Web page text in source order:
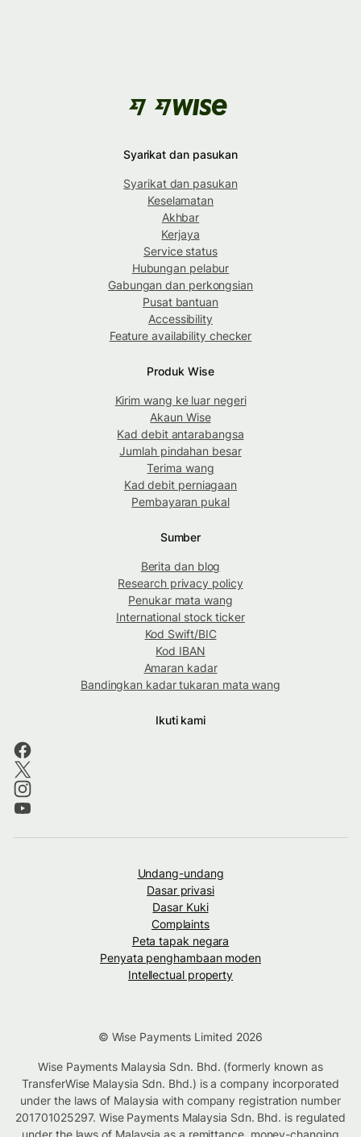
Syarikat dan pasukan
Syarikat dan pasukan
Keselamatan
Akhbar
Kerjaya
Service status
Hubungan pelabur
Gabungan dan perkongsian
Pusat bantuan
Accessibility
Feature availability checker
Produk Wise
Kirim wang ke luar negeri
Akaun Wise
Kad debit antarabangsa
Jumlah pindahan besar
Terima wang
Kad debit perniagaan
Pembayaran pukal
Sumber
Berita dan blog
Research privacy policy
Penukar mata wang
International stock ticker
Kod Swift/BIC
Kod IBAN
Amaran kadar
Bandingkan kadar tukaran mata wang
Ikuti kami
Undang-undang
Dasar privasi
Dasar Kuki
Complaints
Peta tapak negara
Penyata penghambaan moden
Intellectual property
© Wise Payments Limited 2026
Wise Payments Malaysia Sdn. Bhd. (formerly known as
TransferWise Malaysia Sdn. Bhd.) is a company incorporated
under the laws of Malaysia with company registration number
201701025297. Wise Payments Malaysia Sdn. Bhd. is regulated
under the laws of Malaysia as a remittance, money-changing